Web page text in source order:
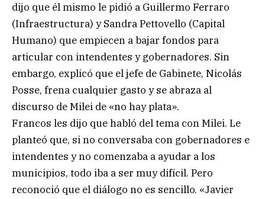
dijo que él mismo le pidió a Guillermo Ferraro
(Infraestructura) y Sandra Pettovello (Capital
Humano) que empiecen a bajar fondos para
articular con intendentes y gobernadores. Sin
embargo, explicó que el jefe de Gabinete, Nicolás
Posse, frena cualquier gasto y se abraza al
discurso de Milei de «no hay plata».
Francos les dijo que habló del tema con Milei. Le
planteó que, si no conversaba con gobernadores e
intendentes y no comenzaba a ayudar a los
municipios, todo iba a ser muy difícil. Pero
reconoció que el diálogo no es sencillo. «Javier